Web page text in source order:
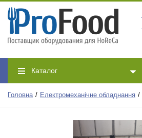
Каталог
Головна Електромеханічне обладнання